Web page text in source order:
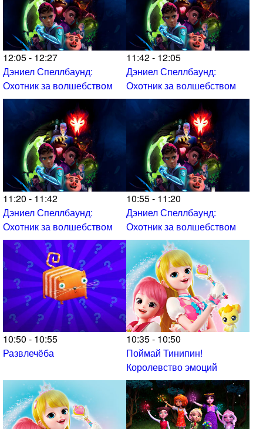
12:05 - 12:27
Дэниел Спеллбаунд:
Охотник за волшебством
11:42 - 12:05
Дэниел Спеллбаунд:
Охотник за волшебством
11:20 - 11:42
Дэниел Спеллбаунд:
Охотник за волшебством
10:55 - 11:20
Дэниел Спеллбаунд:
Охотник за волшебством
10:50 - 10:55
Развлечёба
10:35 - 10:50
Поймай Тинипин!
Королевство эмоций